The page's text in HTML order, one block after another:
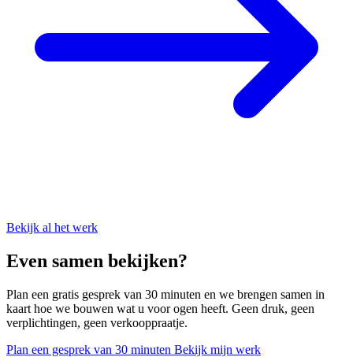
Bekijk al het werk
Even samen bekijken?
Plan een gratis gesprek van 30 minuten en we brengen samen in
kaart hoe we bouwen wat u voor ogen heeft. Geen druk, geen
verplichtingen, geen verkooppraatje.
Plan een gesprek van 30 minuten Bekijk mijn werk